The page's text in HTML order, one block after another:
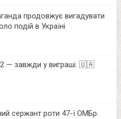
продовжує вигадувати
подій в Україні
— завжди у виграші. 🇺🇦
сержант роти 47-ї ОМБр.